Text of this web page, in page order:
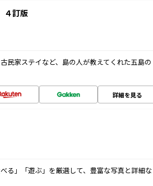
訂版
民家ステイなど、島の人が教えてくれた五島の
詳細を見る
る」「遊ぶ」を厳選して、豊富な写真と詳細な